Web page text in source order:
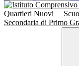
Quartieri Nuovi
Secondaria di Primo